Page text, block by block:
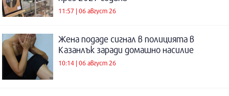
11:57 | 06 август 26
Жена подаде сигнал в полицията в
Казанлък заради домашно насилие
10:14 | 06 август 26